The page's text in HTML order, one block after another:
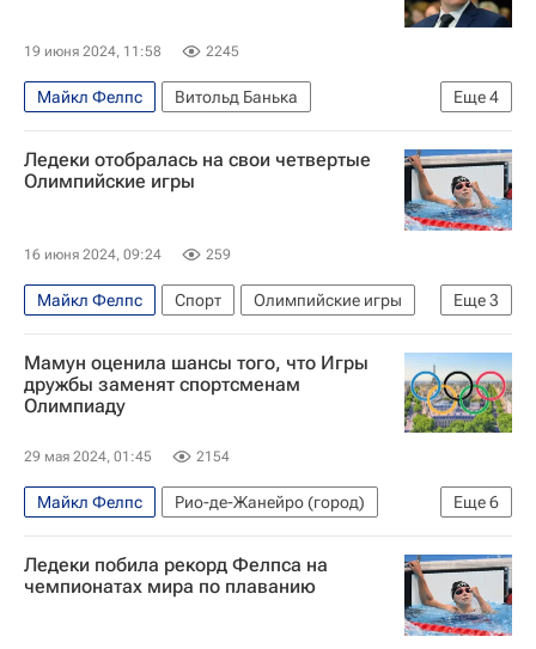
19 июня 2024, 11:58 2245
Еще4
Майкл Фелпс
Витольд Банька
Трэвис Тайгарт
Всемирное антидопинговое агентство (WADA)
Ледеки отобралась на свои четвертые
Олимпийские игры
16 июня 2024, 09:24 259
Еще3
Майкл Фелпс Спорт
Олимпийские игры
Лондон
Кэти Ледеки Плавание
Мамун оценила шансы того, что Игры
дружбы заменят спортсменам
Олимпиаду
29 мая 2024, 01:45 2154
Еще6
Майкл Фелпс
Рио-де-Жанейро (город)
Маргарита Мамун
Москва
Екатеринбург
Международный олимпийский комитет (МОК)
Ледеки побила рекорд Фелпса на
чемпионатах мира по плаванию